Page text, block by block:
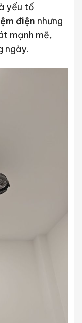
yếu tố
điện nhưng
mạnh mẽ,
ngày.